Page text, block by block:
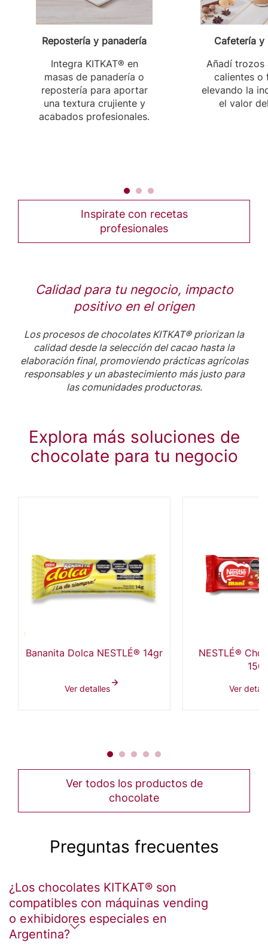
Repostería y panadería
Integra KITKAT® en
masas de panadería o
repostería para aportar
una textura crujiente y
acabados profesionales.
Cafetería y
Añadí trozos
calientes o
elevando la
el valor
Inspirate con recetas
profesionales
Calidad para tu negocio, impacto
positivo en el origen
Los procesos de chocolates KITKAT® priorizan la
calidad desde la selección del cacao hasta la
elaboración final, promoviendo prácticas agrícolas
responsables y un abastecimiento más justo para
las comunidades productoras.
Explora más soluciones de
chocolate para tu negocio
Bananita Dolca NESTLÉ® 14gr
Ver detalles
NESTLÉ®
Ver
Ver todos los productos de
chocolate
Preguntas frecuentes
¿Los chocolates KITKAT® son
compatibles con máquinas vending
o exhibidores especiales en
Argentina?